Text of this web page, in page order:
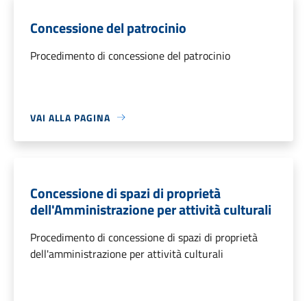
Concessione del patrocinio
Procedimento di concessione del patrocinio
VAI ALLA PAGINA
Concessione di spazi di proprietà
dell'Amministrazione per attività culturali
Procedimento di concessione di spazi di proprietà
dell'amministrazione per attività culturali